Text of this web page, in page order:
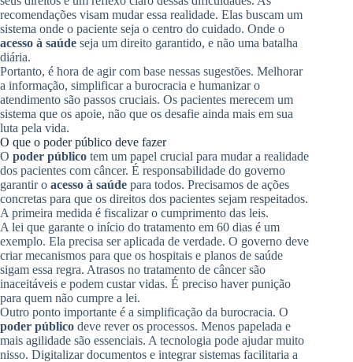
recomendações visam mudar essa realidade. Elas buscam um
sistema onde o paciente seja o centro do cuidado. Onde o
acesso à saúde seja um direito garantido, e não uma batalha
diária.
Portanto, é hora de agir com base nessas sugestões. Melhorar
a informação, simplificar a burocracia e humanizar o
atendimento são passos cruciais. Os pacientes merecem um
sistema que os apoie, não que os desafie ainda mais em sua
luta pela vida.
O que o poder público deve fazer
O poder público tem um papel crucial para mudar a realidade
dos pacientes com câncer. É responsabilidade do governo
garantir o acesso à saúde para todos. Precisamos de ações
concretas para que os direitos dos pacientes sejam respeitados.
A primeira medida é fiscalizar o cumprimento das leis.
A lei que garante o início do tratamento em 60 dias é um
exemplo. Ela precisa ser aplicada de verdade. O governo deve
criar mecanismos para que os hospitais e planos de saúde
sigam essa regra. Atrasos no tratamento de câncer são
inaceitáveis e podem custar vidas. É preciso haver punição
para quem não cumpre a lei.
Outro ponto importante é a simplificação da burocracia. O
poder público deve rever os processos. Menos papelada e
mais agilidade são essenciais. A tecnologia pode ajudar muito
nisso. Digitalizar documentos e integrar sistemas facilitaria a